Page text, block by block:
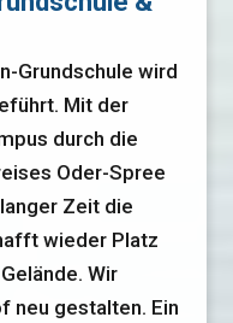
Grundschule wird
Mit der
durch die
Oder-Spree
Zeit die
wieder Platz
Wir
neu gestalten. Ein